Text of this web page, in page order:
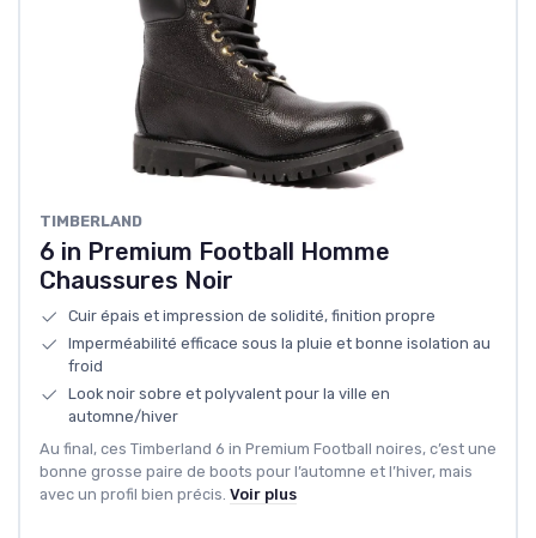
TIMBERLAND
6 in Premium Football Homme
Chaussures Noir
Cuir épais et impression de solidité, finition propre
Imperméabilité efficace sous la pluie et bonne isolation au
froid
Look noir sobre et polyvalent pour la ville en
automne/hiver
Au final, ces Timberland 6 in Premium Football noires, c’est une
bonne grosse paire de boots pour l’automne et l’hiver, mais
avec un profil bien précis. Voir plus